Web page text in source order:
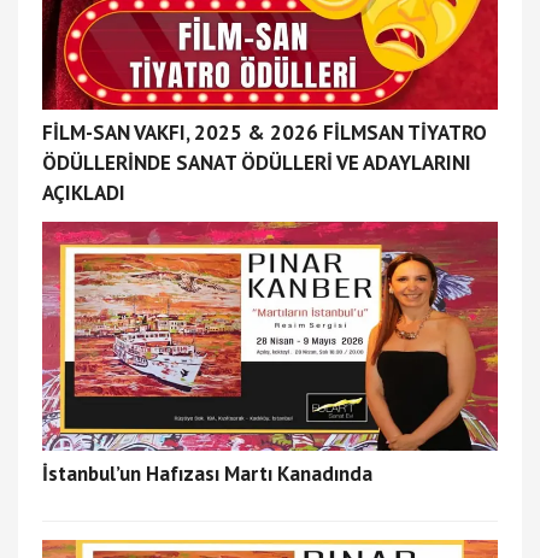
FİLM-SAN VAKFI, 2025 & 2026 FİLMSAN TİYATRO
ÖDÜLLERİNDE SANAT ÖDÜLLERİ VE ADAYLARINI
AÇIKLADI
İstanbul’un Hafızası Martı Kanadında